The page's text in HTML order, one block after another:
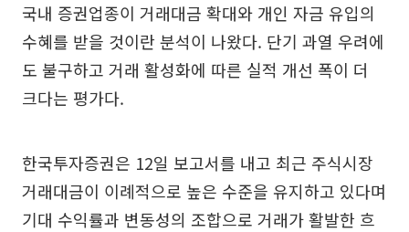
국내 증권업종이 거래대금 확대와 개인 자금 유입의
수혜를 받을 것이란 분석이 나왔다. 단기 과열 우려에
도 불구하고 거래 활성화에 따른 실적 개선 폭이 더
크다는 평가다.
한국투자증권은 12일 보고서를 내고 최근 주식시장
거래대금이 이례적으로 높은 수준을 유지하고 있다며
기대 수익률과 변동성의 조합으로 거래가 활발한 흐